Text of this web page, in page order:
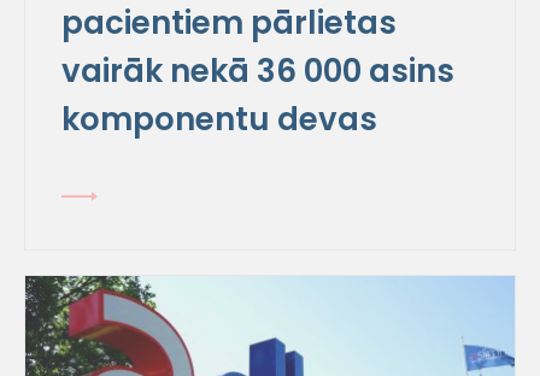
pacientiem pārlietas
vairāk nekā 36 000 asins
komponentu devas